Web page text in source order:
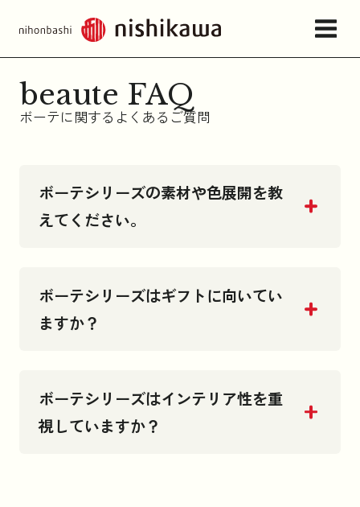
店舗情報・アクセス
日本橋西川について
商品一覧
お知らせ
beaute FAQ
ボーテに関するよくあるご質問
ボーテシリーズの素材や色展開を教
えてください。
ボーテシリーズはギフトに向いてい
ますか？
ボーテシリーズはインテリア性を重
視していますか？